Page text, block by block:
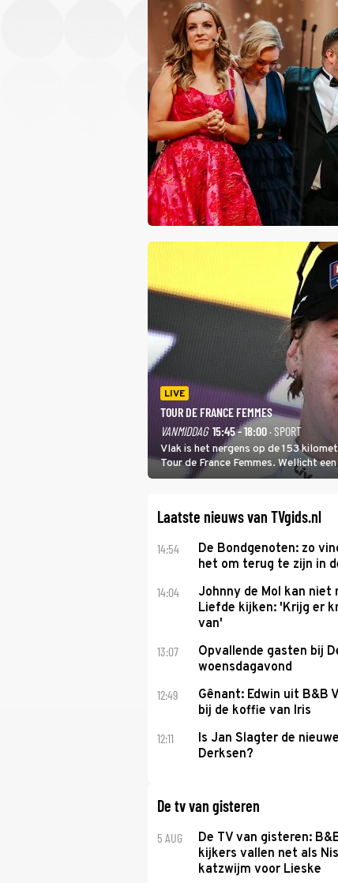
LIVE
TOUR DE FRANCE FEMMES
VANMIDDAG 15:45 - 18:00 · SPORT
Vlak is het nergens op de 153
Tour de France Femmes. Wellicht
won.
Laatste nieuws van TVgids.nl
14:54
De Bondgenoten: zo
het om terug te zijn in
14:04
Johnny de Mol kan niet
Liefde kijken: 'Krijg er
van'
13:07
Opvallende gasten bij
woensdagavond
12:49
Gênant: Edwin uit B&B
bij de koffie van Iris
12:11
Is Jan Slagter de
Derksen?
De tv van gisteren
5 AUG
De TV van gisteren:
kijkers vallen net als
katzwijm voor Lieske